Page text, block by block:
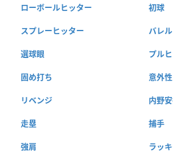
ローボールヒッター 初球
スプレーヒッター バレル
選球眼 プル
固め打ち 意外性
リベンジ 内野
走塁 捕手
強肩 ラッ